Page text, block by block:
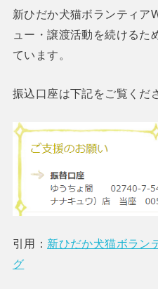
新ひだか犬猫ボランティア
ュー・譲渡活動を続けるた
ています。
振込口座は下記をご覧くだ
引用： 新ひだか犬猫ボラン
グ